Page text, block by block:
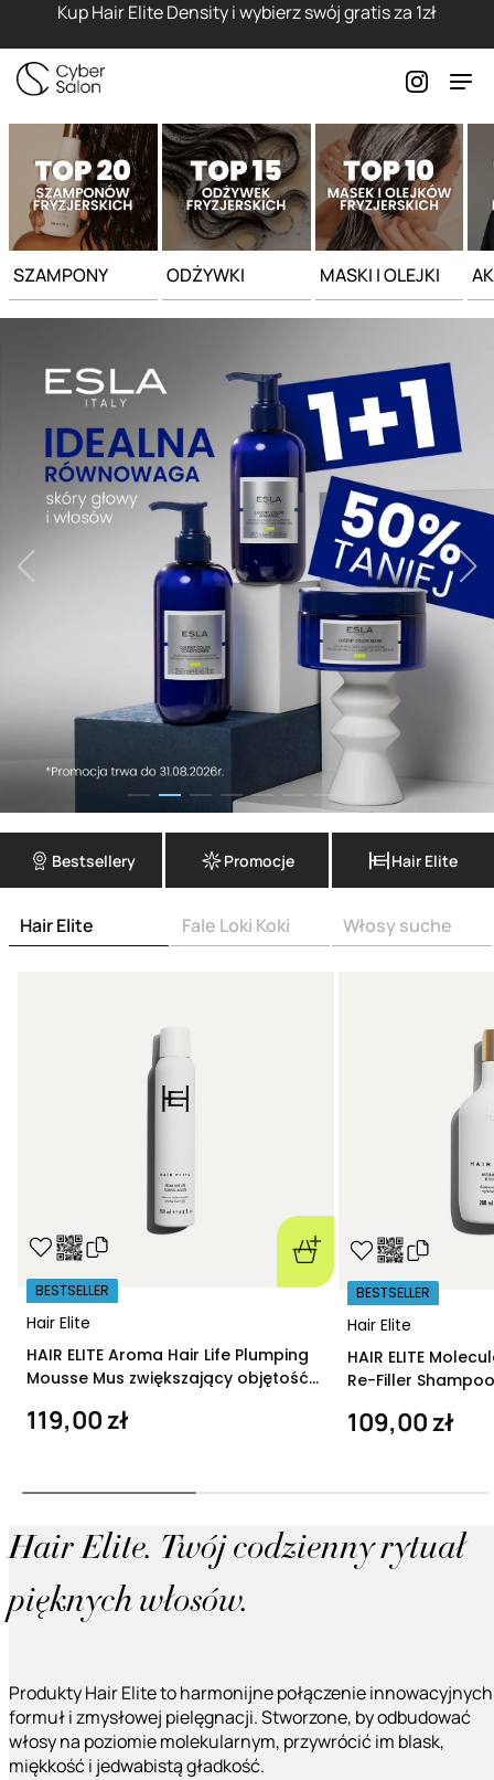
Kup Hair Elite Density i wybierz swój gratis za 1zł
SZAMPONY ODŻYWKI MASKI I OLEJKI
Bestsellery Promocje Hair Elite
Hair Elite Fale Loki Koki Włosy suche
Hair Elite
BESTSELLER
HAIR ELITE Aroma Hair Life Plumping
Mousse Mus zwiększający objętość
119,00 zł
Hair Elite
BESTSELLER
HAIR ELITE
Re-Filler
109,00 zł
Hair Elite. Twój codzienny rytuał
pięknych włosów.
Produkty Hair Elite to harmonijne połączenie innowacyjnych
formuł i zmysłowej pielęgnacji. Stworzone, by odbudować
włosy na poziomie molekularnym, przywrócić im blask,
miękkość i jedwabistą gładkość.
Strona główna - Cyber Salon